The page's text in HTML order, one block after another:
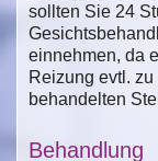
sollten Sie 24
einnehmen, da
Reizung evtl.
behandelten
Behandlung